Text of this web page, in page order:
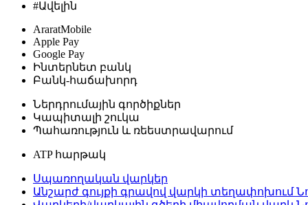
#Ավելին
AraratMobile
Apple Pay
Google Pay
Ինտերնետ բանկ
Բանկ-հաճախորդ
Ներդրումային գործիքներ
Կապիտալի շուկա
Պահառություն և ռեեստրավարում
ATP հարթակ
Սպառողական վարկեր
Անշարժ գույքի գրավով վարկի տեղափոխում